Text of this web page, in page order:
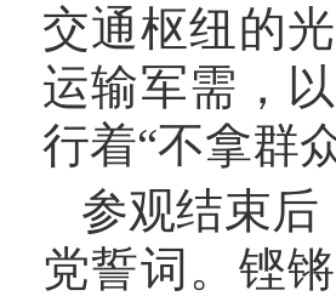
交通枢纽的
运输军需，
行着“不拿群
参观结束后
党誓词。铿